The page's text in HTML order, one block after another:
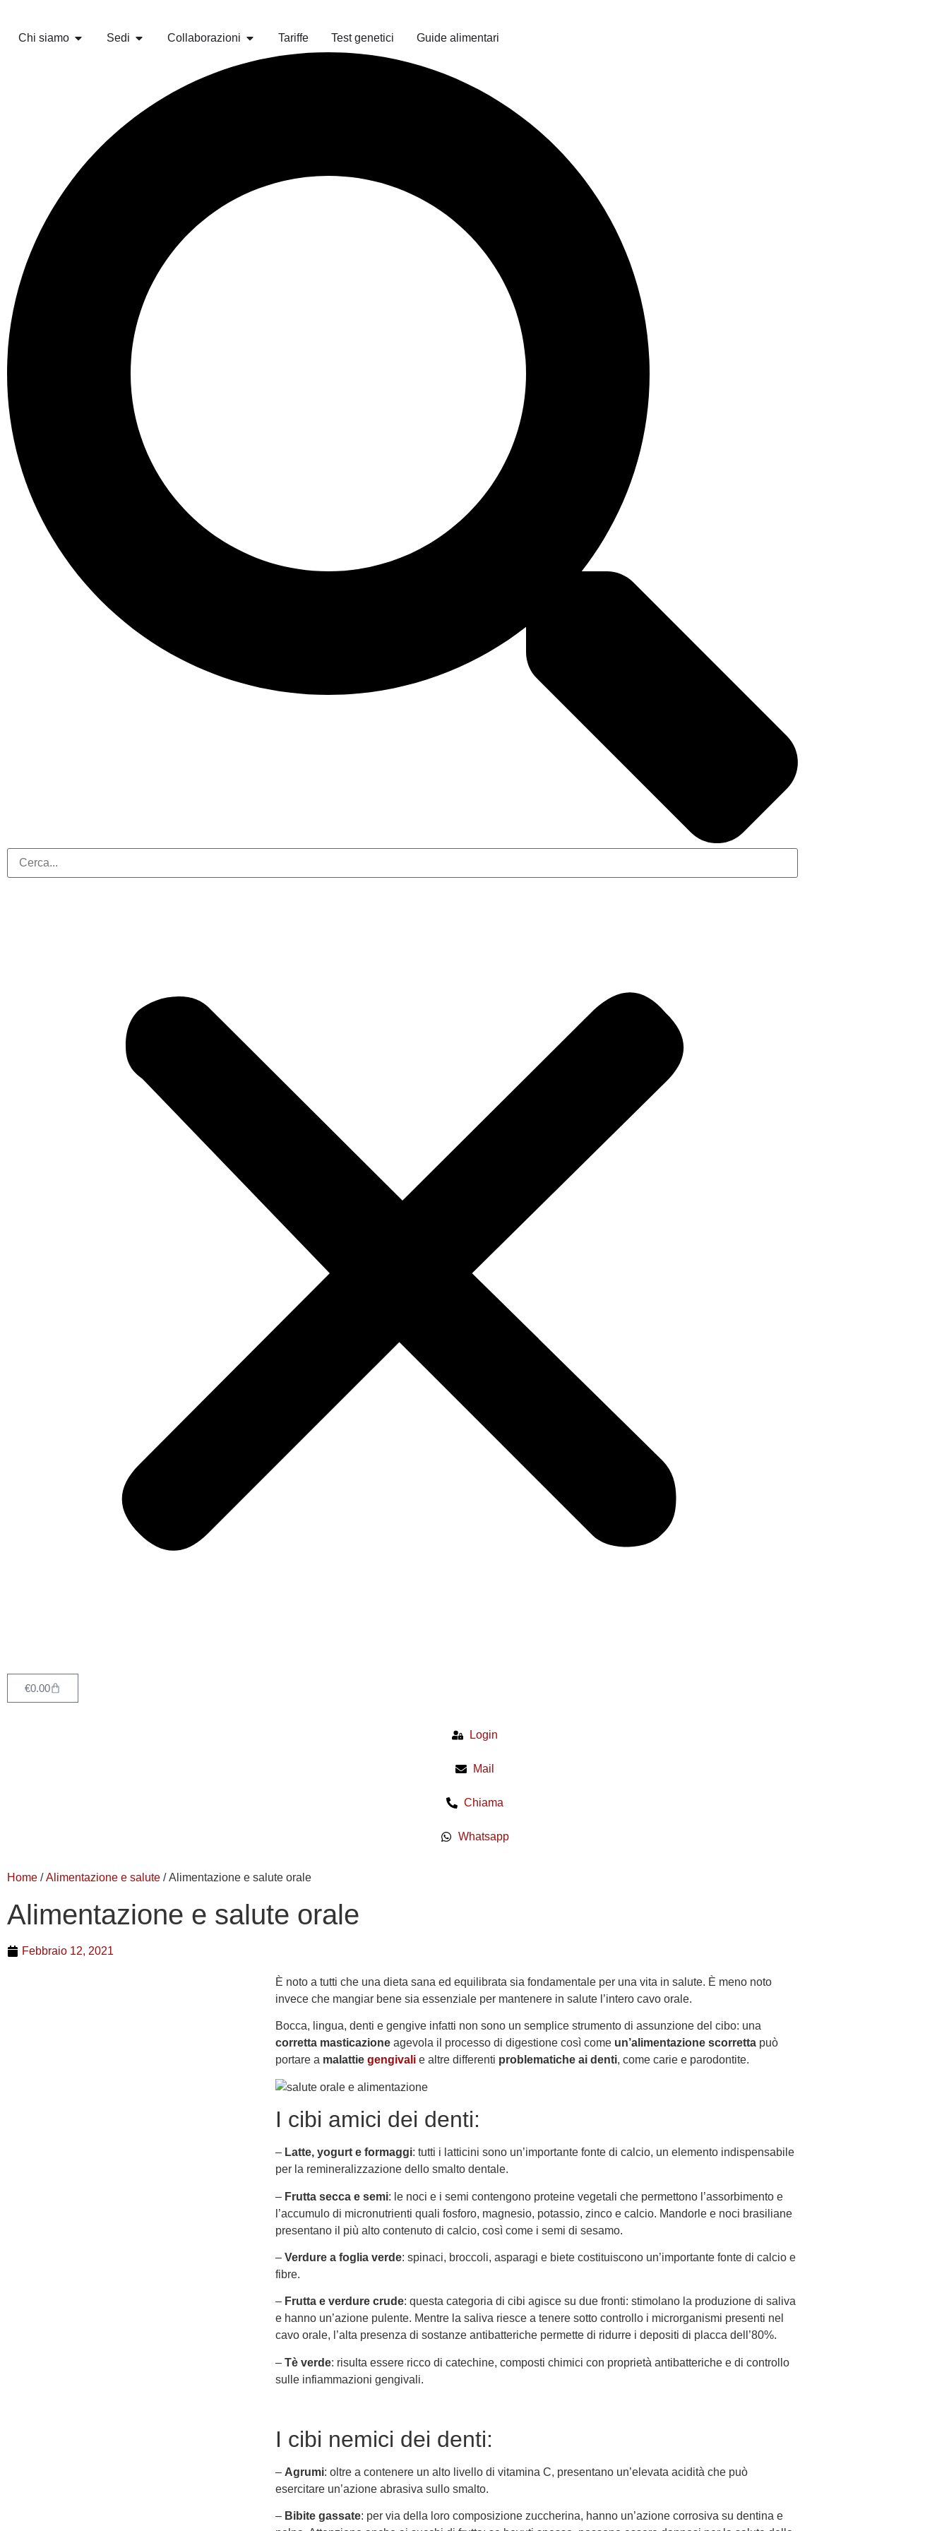
Chi siamo Sedi Collaborazioni Tariffe Test genetici Guide alimentari
€0.00
Login
Mail
Chiama
Whatsapp
Home /Alimentazione e salute / Alimentazione e salute orale
Alimentazione e salute orale
Febbraio 12, 2021
È noto a tutti che una dieta sana ed equilibrata sia fondamentale per una vita in salute. È meno noto
invece che mangiar bene sia essenziale per mantenere in salute l’intero cavo orale.
Bocca, lingua, denti e gengive infatti non sono un semplice strumento di assunzione del cibo: una
corretta masticazioneagevola il processo di digestione così come un’alimentazione scorrettapuò
portare a malattie gengivalie altre differenti problematiche ai denti, come carie e parodontite.
I cibi amici dei denti:
– Latte, yogurt e formaggi: tutti i latticini sono un’importante fonte di calcio, un elemento indispensabile
per la remineralizzazione dello smalto dentale.
– Frutta secca e semi: le noci e i semi contengono proteine vegetali che permettono l’assorbimento e
l’accumulo di micronutrienti quali fosforo, magnesio, potassio, zinco e calcio. Mandorle e noci brasiliane
presentano il più alto contenuto di calcio, così come i semi di sesamo.
– Verdure a foglia verde: spinaci, broccoli, asparagi e biete costituiscono un’importante fonte di calcio e
fibre.
– Frutta e verdure crude: questa categoria di cibi agisce su due fronti: stimolano la produzione di saliva
e hanno un’azione pulente. Mentre la saliva riesce a tenere sotto controllo i microrganismi presenti nel
cavo orale, l’alta presenza di sostanze antibatteriche permette di ridurre i depositi di placca dell’80%.
– Tè verde: risulta essere ricco di catechine, composti chimici con proprietà antibatteriche e di controllo
sulle infiammazioni gengivali.
I cibi nemici dei denti:
– Agrumi: oltre a contenere un alto livello di vitamina C, presentano un’elevata acidità che può
esercitare un’azione abrasiva sullo smalto.
– Bibite gassate: per via della loro composizione zuccherina, hanno un’azione corrosiva su dentina e